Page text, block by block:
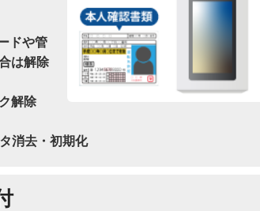
ドや管
は解除
解除
消去・初期化